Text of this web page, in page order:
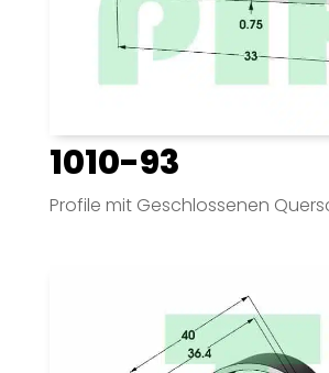
1010-93
Profile mit Geschlossenen